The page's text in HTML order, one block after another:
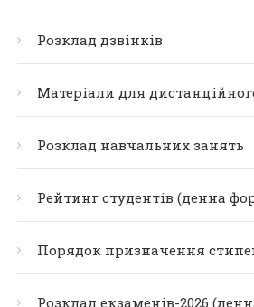
Розклад дзвінків
Матеріали для
Розклад навчальних занять
Рейтинг студентів (денна
Порядок призначення
Розклад екзаменів-2026